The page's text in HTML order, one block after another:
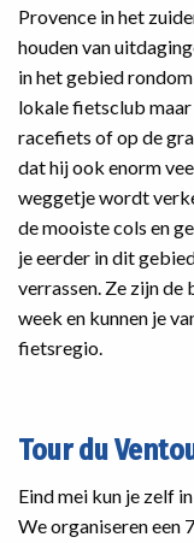
Provence in het
houden van
in het gebied
lokale fietsclub
racefiets of op de
dat hij ook enorm
weggetje wordt
de mooiste cols en
je eerder in dit
verrassen. Ze zijn de
week en kunnen je
fietsregio.
Tour du
Eind mei kun je zelf
We organiseren een